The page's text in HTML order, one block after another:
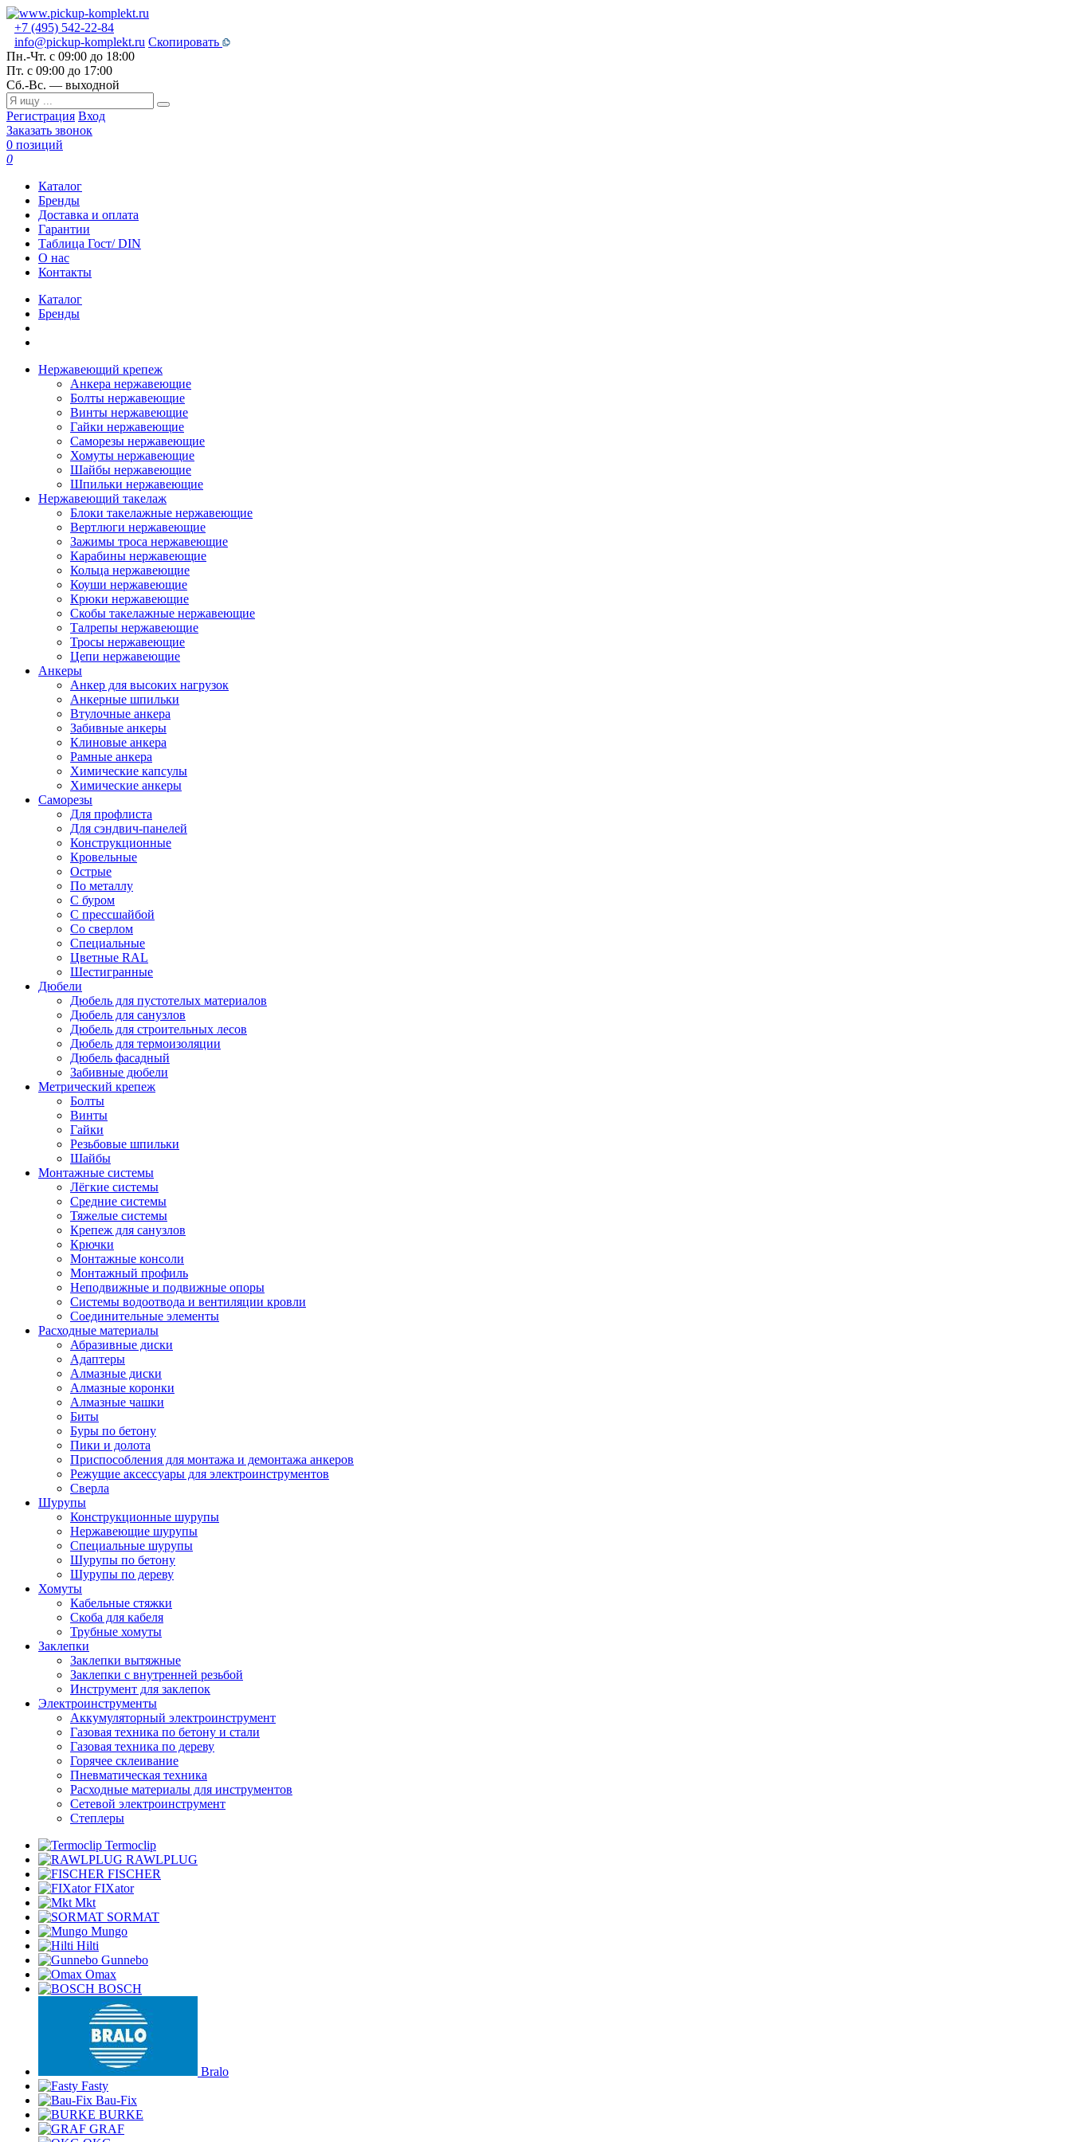
+7 (495) 542-22-84
info@pickup-komplekt.ru Скопировать
Пн.-Чт. с 09:00 до 18:00
Пт. с 09:00 до 17:00
Сб.-Вс. — выходной
Регистрация Вход
Заказать звонок
0 позиций
0
Каталог
Бренды
Доставка и оплата
Гарантии
Таблица Гост/ DIN
О нас
Контакты
Каталог
Бренды
Нержавеющий крепеж
Анкера нержавеющие
Болты нержавеющие
Винты нержавеющие
Гайки нержавеющие
Саморезы нержавеющие
Хомуты нержавеющие
Шайбы нержавеющие
Шпильки нержавеющие
Нержавеющий такелаж
Блоки такелажные нержавеющие
Вертлюги нержавеющие
Зажимы троса нержавеющие
Карабины нержавеющие
Кольца нержавеющие
Коуши нержавеющие
Крюки нержавеющие
Скобы такелажные нержавеющие
Талрепы нержавеющие
Тросы нержавеющие
Цепи нержавеющие
Анкеры
Анкер для высоких нагрузок
Анкерные шпильки
Втулочные анкера
Забивные анкеры
Клиновые анкера
Рамные анкера
Химические капсулы
Химические анкеры
Саморезы
Для профлиста
Для сэндвич-панелей
Конструкционные
Кровельные
Острые
По металлу
С буром
С прессшайбой
Со сверлом
Специальные
Цветные RAL
Шестигранные
Дюбели
Дюбель для пустотелых материалов
Дюбель для санузлов
Дюбель для строительных лесов
Дюбель для термоизоляции
Дюбель фасадный
Забивные дюбели
Метрический крепеж
Болты
Винты
Гайки
Резьбовые шпильки
Шайбы
Монтажные системы
Лёгкие системы
Средние системы
Тяжелые системы
Крепеж для санузлов
Крючки
Монтажные консоли
Монтажный профиль
Неподвижные и подвижные опоры
Системы водоотвода и вентиляции кровли
Соединительные элементы
Расходные материалы
Абразивные диски
Адаптеры
Алмазные диски
Алмазные коронки
Алмазные чашки
Биты
Буры по бетону
Пики и долота
Приспособления для монтажа и демонтажа анкеров
Режущие аксессуары для электроинструментов
Сверла
Шурупы
Конструкционные шурупы
Нержавеющие шурупы
Специальные шурупы
Шурупы по бетону
Шурупы по дереву
Хомуты
Кабельные стяжки
Скоба для кабеля
Трубные хомуты
Заклепки
Заклепки вытяжные
Заклепки с внутренней резьбой
Инструмент для заклепок
Электроинструменты
Аккумуляторный электроинструмент
Газовая техника по бетону и стали
Газовая техника по дереву
Горячее склеивание
Пневматическая техника
Расходные материалы для инструментов
Сетевой электроинструмент
Степлеры
Termoclip
RAWLPLUG
FISCHER
FIXator
Mkt
SORMAT
Mungo
Hilti
Gunnebo
Omax
BOSCH
Bralo
Fasty
Bau-Fix
BURKE
GRAF